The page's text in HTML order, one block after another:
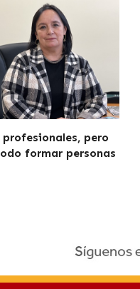
profesionales, pero
formar personas